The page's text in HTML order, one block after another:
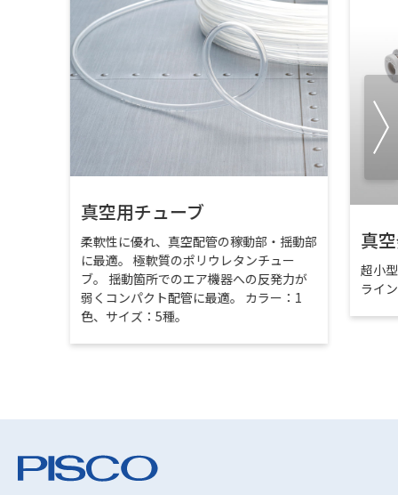
真空用チューブ
柔軟性に優れ、真空配管の稼動部・揺動部
に最適。 極軟質のポリウレタンチュー
ブ。 揺動箇所でのエア機器への反発力が
弱くコンパクト配管に最適。 カラー：1
色、サイズ：5種。
真
超小
ライ